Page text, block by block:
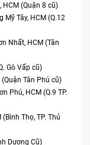
HCM (Quận 8 cũ)
Mỹ Tây, HCM (Q.12
Nhất, HCM (Tân
Gò Vấp cũ)
Tân Phú cũ)
Phú, HCM (Q.9 TP.
Thọ, TP. Thủ
Dương Cũ)